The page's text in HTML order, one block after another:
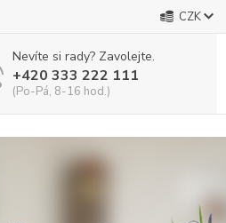
CZK
Nevíte si rady? Zavolejte.
+420 333 222 111
(Po-Pá, 8-16 hod.)